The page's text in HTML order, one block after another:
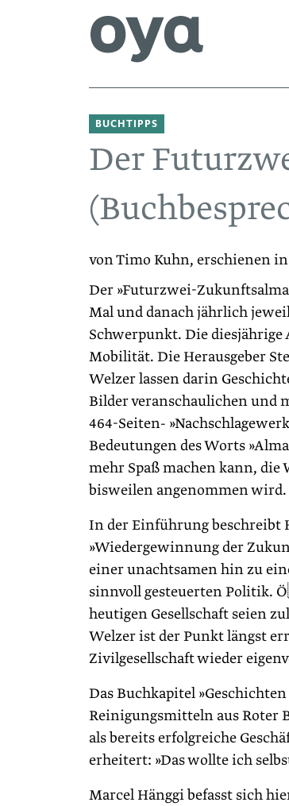
BUCHTIPPS
Der
von Timo Kuhn, erschienen in
Der »Futurzwei-
Mal und danach jährlich
Schwerpunkt. Die diesjährige
Mobilität. Die Herausgeber
Welzer lassen darin
Bilder veranschaulichen und
464-Seiten-
Bedeutungen des Worts
mehr Spaß machen kann, die
bisweilen angenommen wird.
In der Einführung beschreibt
»Wiedergewinnung der
einer unachtsamen hin zu
sinnvoll gesteuerten Politik.
heutigen Gesellschaft seien
Welzer ist der Punkt längst
Zivilgesellschaft wieder
Das Buchkapitel
Reinigungsmitteln aus Roter
als bereits erfolgreiche
erheitert: »Das wollte ich
Marcel Hänggi befasst sich